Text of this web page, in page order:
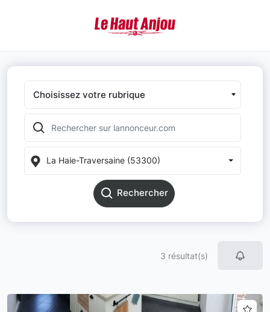
Choisissez votre rubrique
La Haie-Traversaine (53300)
Rechercher
3 résultat(s)